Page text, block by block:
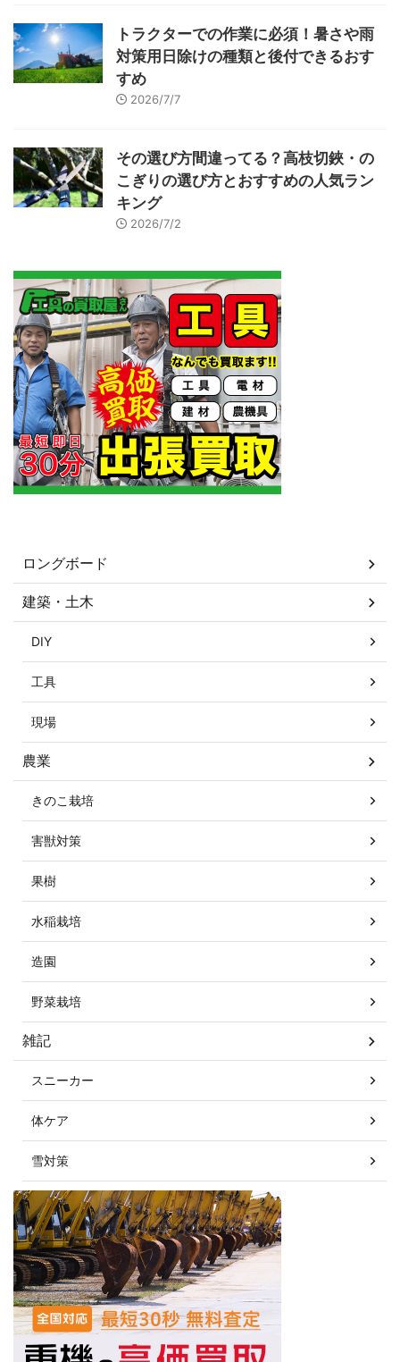
トラクターでの作業に必須！暑さや雨
対策用日除けの種類と後付できるおす
すめ
2026/7/7
その選び方間違ってる？高枝切鋏・の
こぎりの選び方とおすすめの人気ラン
キング
2026/7/2
ロングボード
建築・土木
DIY
工具
現場
農業
きのこ栽培
害獣対策
果樹
水稲栽培
造園
野菜栽培
雑記
スニーカー
体ケア
雪対策